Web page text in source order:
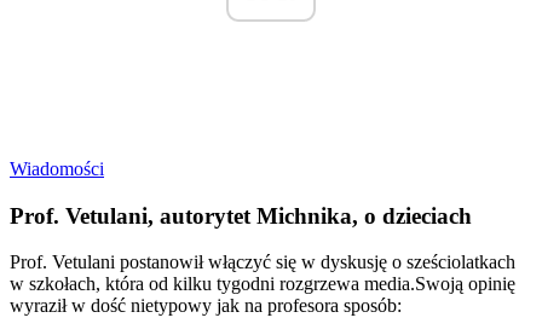
Wiadomości
Prof. Vetulani, autorytet Michnika, o dzieciach
Prof. Vetulani postanowił włączyć się w dyskusję o sześciolatkach
w szkołach, która od kilku tygodni rozgrzewa media.Swoją opinię
wyraził w dość nietypowy jak na profesora sposób: